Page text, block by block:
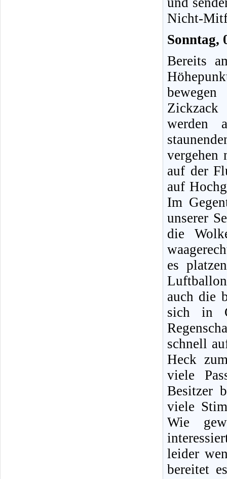
Nicht-
Sonntag,
Bereits
Zickzack
werden
vergehen
auf der
auf
Im
unserer
die
es
auch die
sich in
schnell
Heck
viele
Besitzer
viele
Wie
leider
bereitet